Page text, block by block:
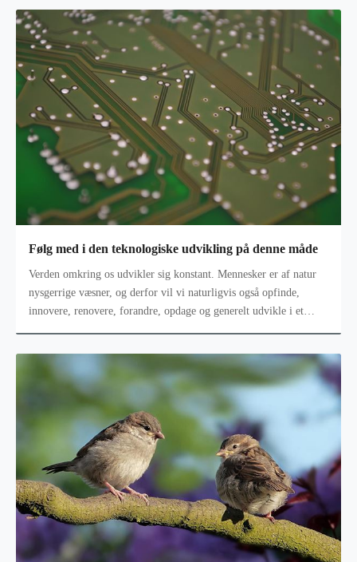
Følg med i den teknologiske udvikling på denne måde
Verden omkring os udvikler sig konstant. Mennesker er af natur
nysgerrige væsner, og derfor vil vi naturligvis også opfinde,
innovere, renovere, forandre, opdage og generelt udvikle i et